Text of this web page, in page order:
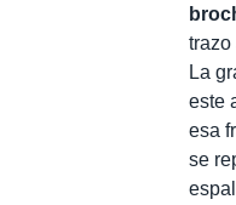
trazo
La
este
esa
se